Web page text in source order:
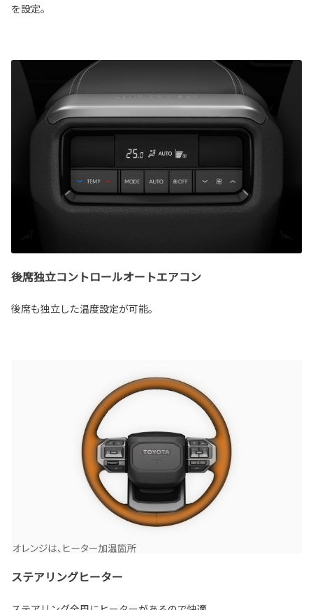
を設定。
後席独立コントロールオートエアコン
後席も独立した温度設定が可能。
ステアリングヒーター